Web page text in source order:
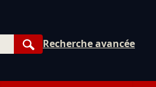
Rechercher
Recherche avancée